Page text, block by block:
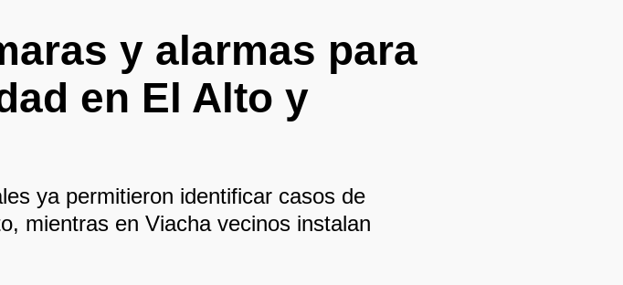
y alarmas para
en El Alto y
ya permitieron identificar casos de
mientras en Viacha vecinos instalan